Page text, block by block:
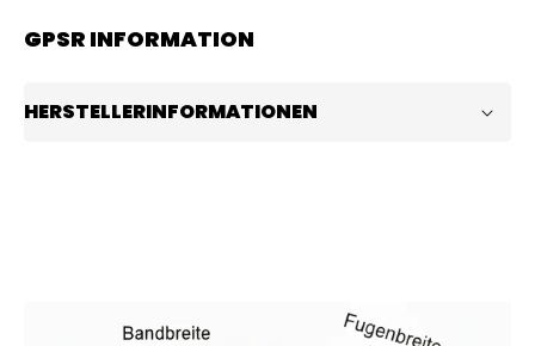
GPSR INFORMATION
HERSTELLERINFORMATIONEN